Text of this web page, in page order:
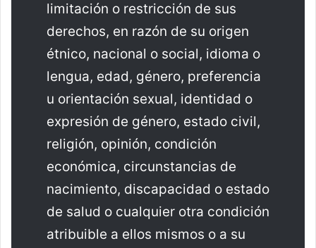
limitación o restricción de sus
derechos, en razón de su origen
étnico, nacional o social, idioma o
lengua, edad, género, preferencia
u orientación sexual, identidad o
expresión de género, estado civil,
religión, opinión, condición
económica, circunstancias de
nacimiento, discapacidad o estado
de salud o cualquier otra condición
atribuible a ellos mismos o a su